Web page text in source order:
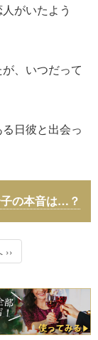
がいたよう
、いつだって
日彼と出会っ
の本音は…？
››